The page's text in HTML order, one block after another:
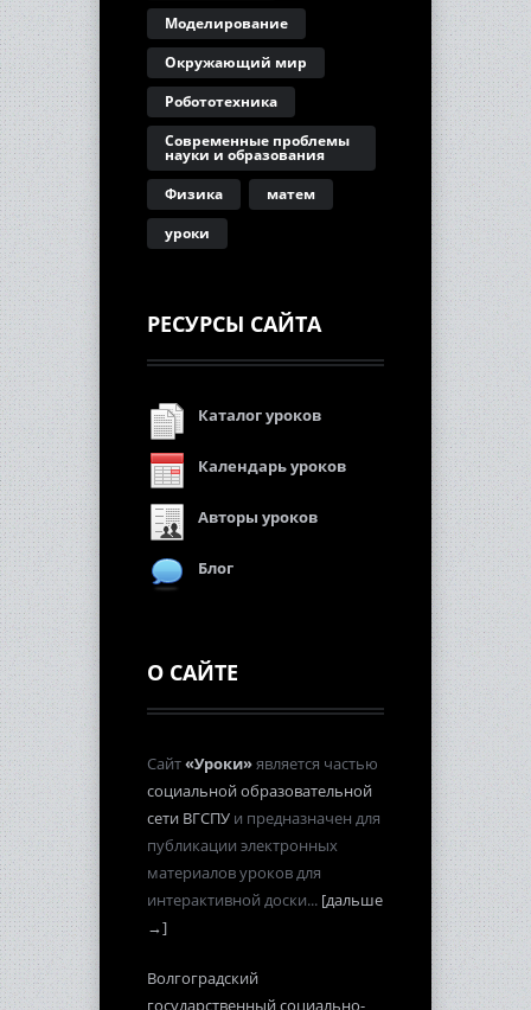
Моделирование
Окружающий мир
Робототехника
Современные проблемы
науки и образования
Физика
матем
уроки
РЕСУРСЫ САЙТА
Каталог уроков
Календарь уроков
Авторы уроков
Блог
О САЙТЕ
Сайт«Уроки»является частью
социальной образовательной
сети ВГСПУ и предназначен для
публикации электронных
материалов уроков для
интерактивной доски... [дальше
→]
Волгоградский
государственный социально-